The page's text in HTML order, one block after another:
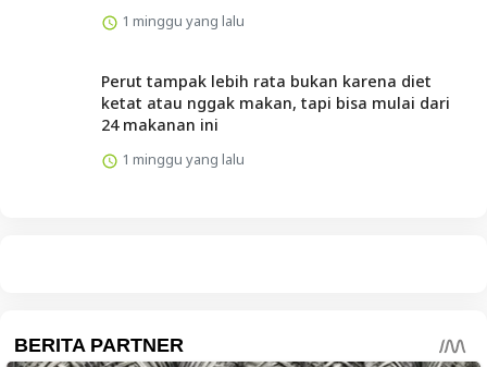
1 minggu yang lalu
Perut tampak lebih rata bukan karena diet
ketat atau nggak makan, tapi bisa mulai dari
24 makanan ini
1 minggu yang lalu